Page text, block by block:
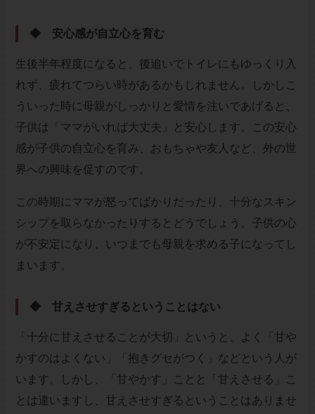
◆ 安心感が自立心を育む
生後半年程度になると、後追いでトイレにもゆっくり入
れず、疲れてつらい時があるかもしれません。しかしこ
ういった時に母親がしっかりと愛情を注いであげると、
子供は「ママがいれば大丈夫」と安心します。この安心
感が子供の自立心を育み、おもちゃや友人など、外の世
界への興味を促すのです。
この時期にママが怒ってばかりだったり、十分なスキン
シップを取らなかったりするとどうでしょう。子供の心
が不安定になり、いつまでも母親を求める子になってし
まいます。
◆ 甘えさせすぎるということはない
「十分に甘えさせることが大切」というと、よく「甘や
かすのはよくない」「抱きグセがつく」などという人が
います。しかし、「甘やかす」ことと「甘えさせる」こ
とは違いますし、甘えさせすぎるということはありませ